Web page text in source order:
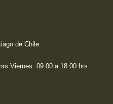
de Chile.
Viernes: 09:00 a 18:00 hrs